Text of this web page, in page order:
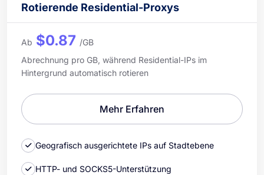
Rotierende Residential-Proxys
Ab $0.87 /GB
Abrechnung pro GB, während Residential-IPs im
Hintergrund automatisch rotieren
Mehr Erfahren
Geografisch ausgerichtete IPs auf Stadtebene
HTTP- und SOCKS5-Unterstützung